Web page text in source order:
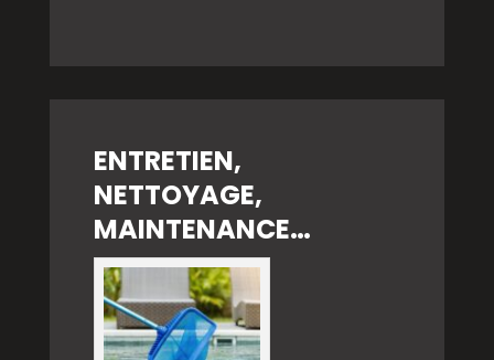
ENTRETIEN,
NETTOYAGE,
MAINTENANCE…